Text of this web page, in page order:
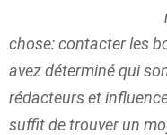
chose: contacter les
avez déterminé qui
rédacteurs et
suffit de trouver un